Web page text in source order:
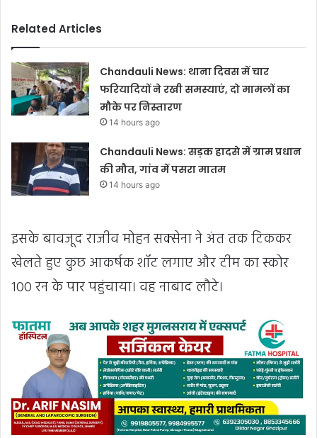
Related Articles
Chandauli News: थाना दिवस में चार
फरियादियों ने रखी समस्याएं, दो मामलों का
मौके पर निस्तारण
14 hours ago
Chandauli News: सड़क हादसे में ग्राम प्रधान
की मौत, गांव में पसरा मातम
14 hours ago
इसके बावजूद राजीव मोहन सक्सेना ने अंत तक टिककर
खेलते हुए कुछ आकर्षक शॉट लगाए और टीम का स्कोर
100 रन के पार पहुंचाया। वह नाबाद लौटे।